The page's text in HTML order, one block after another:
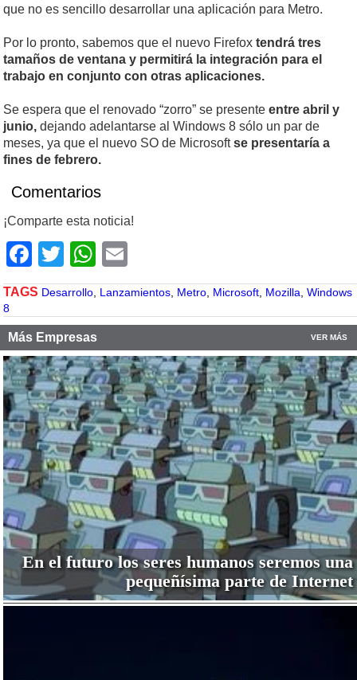
que no es sencillo desarrollar una aplicación para Metro.
Por lo pronto, sabemos que el nuevo Firefox tendrá tres
tamaños de ventana y permitirá la integración para el
trabajo en conjunto con otras aplicaciones.
Se espera que el renovado “zorro” se presente entre abril y
junio, dejando adelantarse al Windows 8 sólo un par de
meses, ya que el nuevo SO de Microsoftse presentaría a
fines de febrero.
Comentarios
¡Comparte esta noticia!
Facebook
TwitterWhatsApp
TAGS Desarrollo Lanzamientos Metro Microsoft Mozilla Windows
8
Más Empresas VER MÁS
En el futuro los seres humanos seremos una
pequeñísima parte de Internet